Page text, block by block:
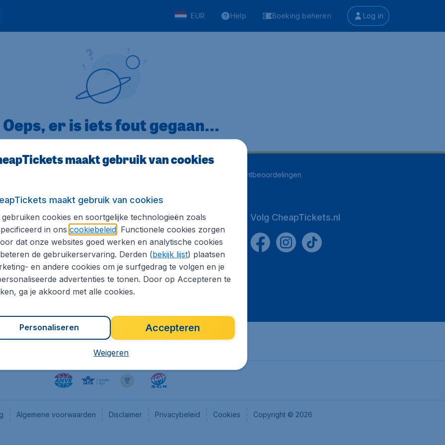
EUR Help Boeking beheren Log in
Oeps, er is iets fout gegaan...
klantbeoordelingen
informatie
pers
Internationale sites
CheapTickets.be
Flugladen.de
CheapTickets.ch
CheapTickets.sg
Volg CheapTickets.nl
Algemene voorwaarden Disclaimer Privacybeleid Cookies Copyright © 2026
maakt gebruik van cookies
maakt gebruik van cookies
gebruiken cookies en soortgelijke technologieën zoals
in ons cookiebeleid. Functionele cookies zorgen
dat onze websites goed werken en analytische cookies
de gebruikerservaring. Derden (bekijk lijst) plaatsen
en andere cookies om je surfgedrag te volgen en je
advertenties te tonen. Door op Accepteren te
ga je akkoord met alle cookies.
Accepteren
Personaliseren
Weigeren